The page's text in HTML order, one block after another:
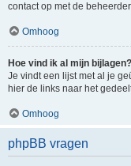
contact op met de
Omhoog
Hoe vind ik al mijn bijlagen?
Je vindt een lijst met al je
hier de links naar het
Omhoog
phpBB vragen